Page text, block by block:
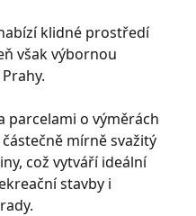
klidné prostředí
však výbornou
parcelami o výměrách
částečně mírně svažitý
což vytváří ideální
stavby i